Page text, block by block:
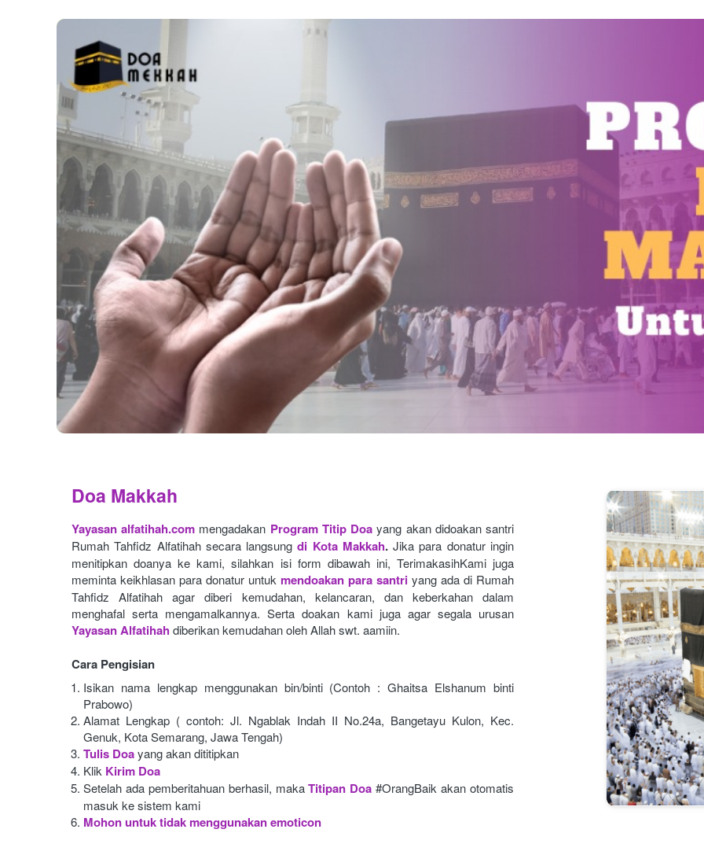
Doa Makkah
Yayasan alfatihah.com mengadakan Program Titip Doa yang akan didoakan santri
Rumah Tahfidz Alfatihah secara langsung di Kota Makkah. Jika para donatur ingin
menitipkan doanya ke kami, silahkan isi form dibawah ini, TerimakasihKami juga
meminta keikhlasan para donatur untuk mendoakan para santri yang ada di Rumah
Tahfidz Alfatihah agar diberi kemudahan, kelancaran, dan keberkahan dalam
menghafal serta mengamalkannya. Serta doakan kami juga agar segala urusan
Yayasan Alfatihah diberikan kemudahan oleh Allah swt. aamiin.
Cara Pengisian
Isikan nama lengkap menggunakan bin/binti (Contoh : Ghaitsa Elshanum binti
Prabowo)
Alamat Lengkap ( contoh: Jl. Ngablak Indah II No.24a, Bangetayu Kulon, Kec.
Genuk, Kota Semarang, Jawa Tengah)
Tulis Doayang akan dititipkan
Klik Kirim Doa
Setelah ada pemberitahuan berhasil, maka Titipan Doa #OrangBaik akan otomatis
masuk ke sistem kami
Mohon untuk tidak menggunakan emoticon